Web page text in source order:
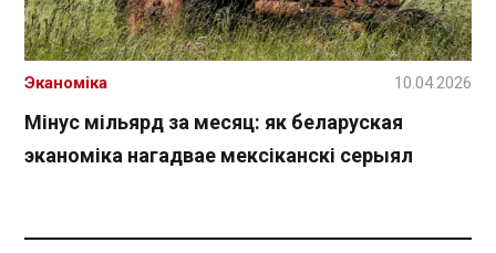
Мінус мільярд за месяц: як беларуская
эканоміка нагадвае мексіканскі серыял
Эканоміка 10.04.2026